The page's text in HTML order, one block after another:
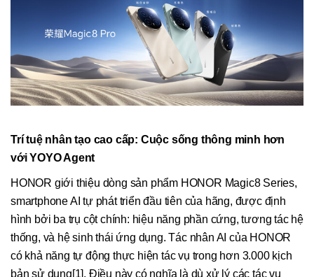
Trí tuệ nhân tạo cao cấp: Cuộc sống thông minh hơn
với YOYO Agent
HONOR giới thiệu dòng sản phẩm HONOR Magic8 Series,
smartphone AI tự phát triển đầu tiên của hãng, được định
hình bởi ba trụ cột chính: hiệu năng phần cứng, tương tác hệ
thống, và hệ sinh thái ứng dụng. Tác nhân AI của HONOR
có khả năng tự động thực hiện tác vụ trong hơn 3.000 kịch
bản sử dụng[1]. Điều này có nghĩa là dù xử lý các tác vụ